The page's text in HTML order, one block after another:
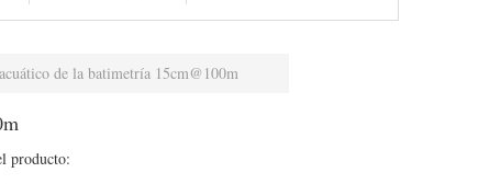
de la batimetría 15cm@100m
producto: